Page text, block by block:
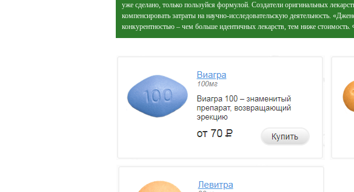
уже сделано, только пользуйся формулой. Создатели оригинальных
компенсировать затраты на научно-исследовательскую деятельность.
конкурентностью – чем больше идентичных лекарств, тем ниже